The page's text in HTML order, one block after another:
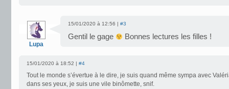
Lupa
15/01/2020 à 12:56 | #3
Gentil le gage Bonnes lectures les filles !
15/01/2020 à 18:52 | #4
Tout le monde s’évertue à le dire, je suis quand même sympa avec
dans ses yeux, je suis une vile binômette, snif.